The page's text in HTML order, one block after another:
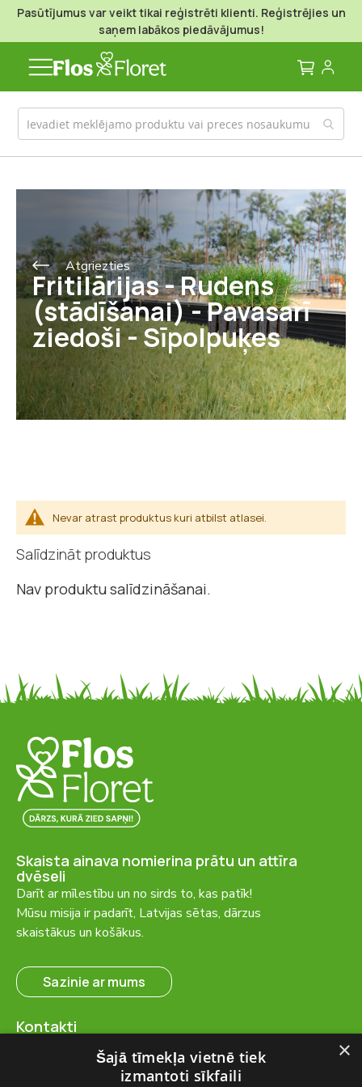
Pasūtījumus var veikt tikai reģistrēti klienti. Reģistrējies un
saņem labākos piedāvājumus!
Mans
Atgriezties
Fritilārijas - Rudens
(stādīšanai) - Pavasarī
ziedoši - Sīpolpuķes
Nevar atrast produktus kuri atbilst atlasei.
Salīdzināt produktus
Nav produktu salīdzināšanai.
Skaista ainava nomierina prātu un attīra
dvēseli
Darīt ar mīlestību un no sirds to, kas patīk!
Mūsu misija ir padarīt, Latvijas sētas, dārzus
skaistākus un košākus.
Sazinie ar mums
Kontakti
Ventspils nov., Ugāles pag.,
Ugāle, “Salas” – 23, LV-3615
×
Šajā tīmekļa vietnē tiek
izmantoti sīkfaili